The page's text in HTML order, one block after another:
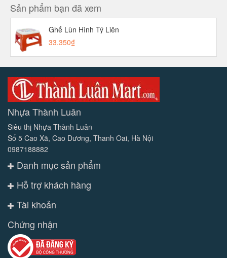
Sản phẩm bạn đã xem
Ghế Lùn Hình Tý Liên
33.350₫
Nhựa Thành Luân
Siêu thị Nhựa Thành Luân
Số 5 Cao Xã, Cao Dương, Thanh Oai, Hà Nội
0987188882
Danh mục sản phẩm
Hỗ trợ khách hàng
Tài khoản
Chứng nhận